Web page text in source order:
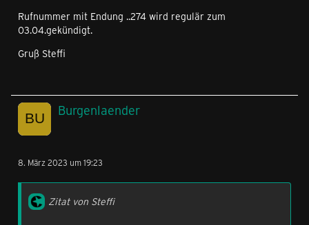
Rufnummer mit Endung ..274 wird regulär zum
03.04.gekündigt.
Gruß Steffi
Burgenlaender
8. März 2023 um 19:23
Zitat von Steffi